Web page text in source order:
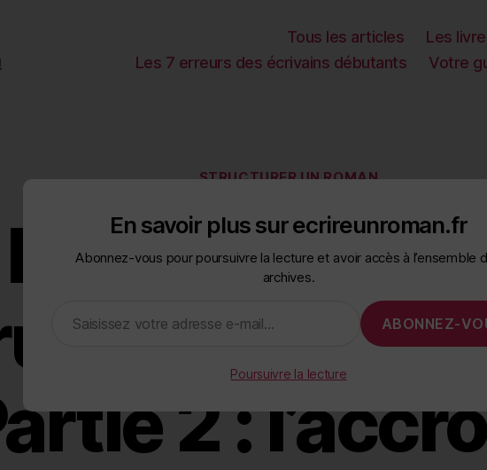
Tous les articles
Les
Les 7 erreurs des écrivains débutants
Votre
Categories
STRUCTURER UN ROMAN
Les secrets
de
2 :
En savoir plus sur ecrireunroman.fr
Abonnez-vous pour poursuivre la lecture et avoir accès à l’ensemble
archives.
ABONNEZ-
Poursuivre la lecture